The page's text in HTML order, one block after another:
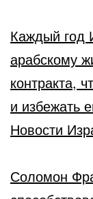
Каждый год
арабскому
контракта,
и избежать
Новости
Соломон